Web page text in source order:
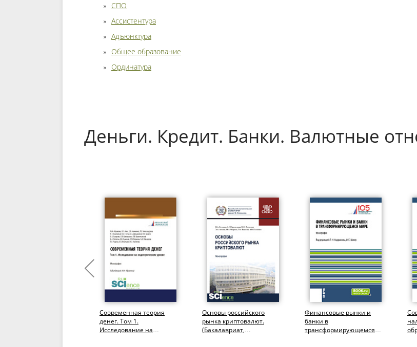
СПО
Ассистентура
Адъюнктура
Общее образование
Ординатура
Деньги. Кредит. Банки. Валютные
Современная теория
денег. Том 1.
Исследование на
Основы российского
рынка криптовалют.
(Бакалавриат,
Финансовые рынки и
банки в
трансформирующемся